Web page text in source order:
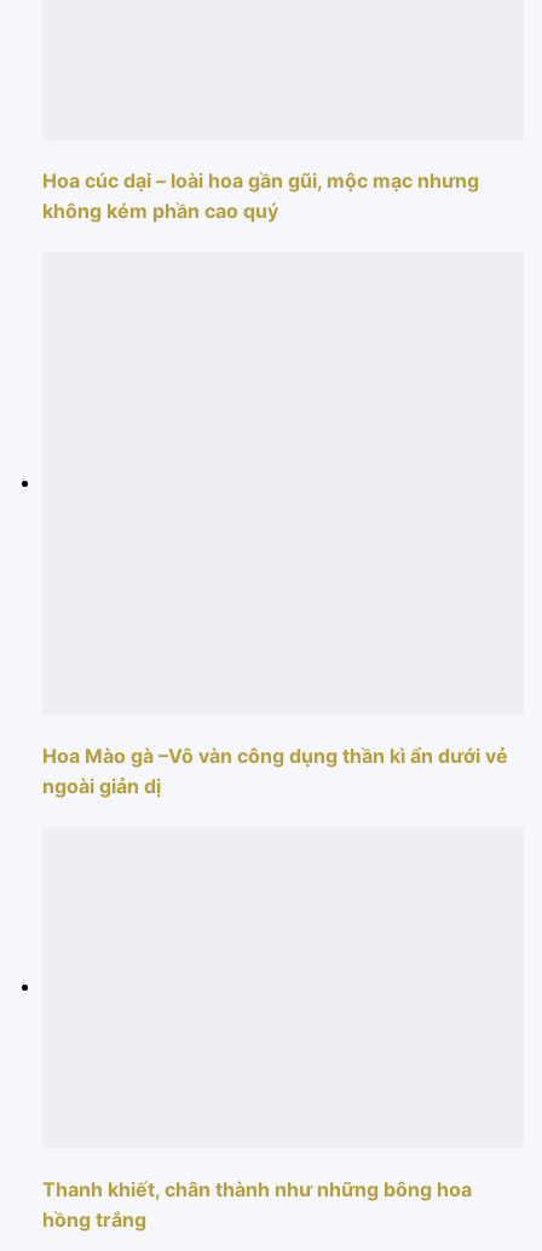
Hoa cúc dại – loài hoa gần gũi, mộc mạc nhưng
không kém phần cao quý
Hoa Mào gà –Vô vàn công dụng thần kì ẩn dưới vẻ
ngoài giản dị
Thanh khiết, chân thành như những bông hoa
hồng trắng